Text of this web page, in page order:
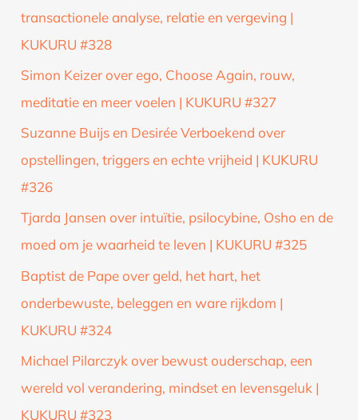
transactionele analyse, relatie en vergeving |
KUKURU #328
Simon Keizer over ego, Choose Again, rouw,
meditatie en meer voelen | KUKURU #327
Suzanne Buijs en Desirée Verboekend over
opstellingen, triggers en echte vrijheid | KUKURU
#326
Tjarda Jansen over intuïtie, psilocybine, Osho en de
moed om je waarheid te leven | KUKURU #325
Baptist de Pape over geld, het hart, het
onderbewuste, beleggen en ware rijkdom |
KUKURU #324
Michael Pilarczyk over bewust ouderschap, een
wereld vol verandering, mindset en levensgeluk |
KUKURU #323